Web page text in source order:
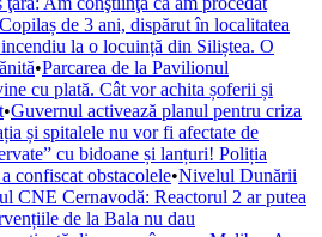
Copilaș de 3 ani, dispărut în localitatea
la o locuință din Siliștea. O
•Parcarea de la Pavilionul
cu plată. Cât vor achita șoferii și
•Guvernul activează planul pentru criza
și spitalele nu vor fi afectate de
cu bidoane și lanțuri! Poliția
confiscat obstacolele•Nivelul Dunării
CNE Cernavodă: Reactorul 2 ar putea
de la Bala nu dau